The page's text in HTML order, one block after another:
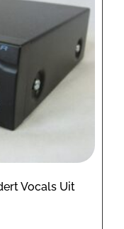
Vocals Uit